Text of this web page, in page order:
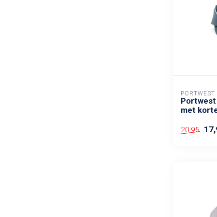
PORTWEST
met
20,95